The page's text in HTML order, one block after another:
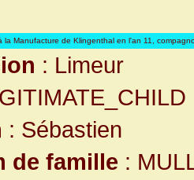
la Manufacture de Klingenthal en l'an 11,
: Limeur
: Sébastien
de famille :